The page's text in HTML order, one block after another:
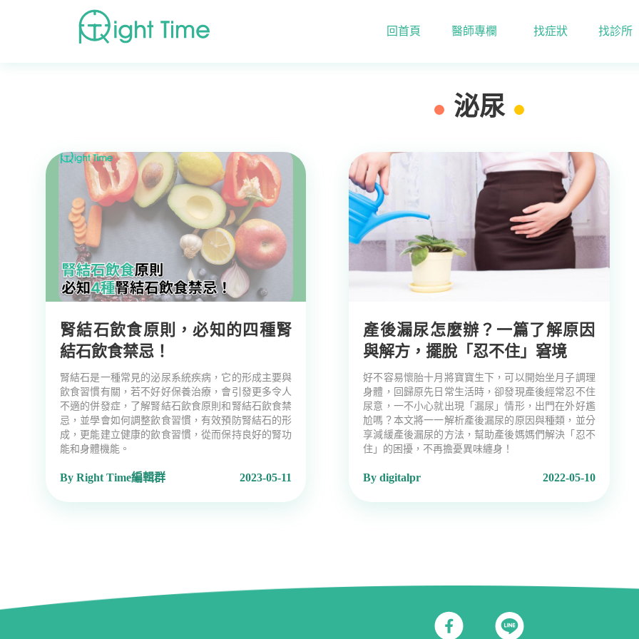
回首頁 醫師專欄 找症狀 找診所
泌尿
腎結石飲食原則，必知的四種腎
結石飲食禁忌！
腎結石是一種常見的泌尿系統疾病，它的形成主要與
飲食習慣有關，若不好好保養治療，會引發更多令人
不適的併發症，了解腎結石飲食原則和腎結石飲食禁
忌，並學會如何調整飲食習慣，有效預防腎結石的形
成，更能建立健康的飲食習慣，從而保持良好的腎功
能和身體機能。
By Right Time編輯群 2023-05-11
產後漏尿怎麼辦？一篇了解原因
與解方，擺脫「忍不住」窘境
好不容易懷胎十月將寶寶生下，可以開始坐月子調理
身體，回歸原先日常生活時，卻發現產後經常忍不住
尿意，一不小心就出現「漏尿」情形，出門在外好尷
尬嗎？本文將一一解析產後漏尿的原因與種類，並分
享減緩產後漏尿的方法，幫助產後媽媽們解決「忍不
住」的困擾，不再擔憂異味纏身！
By digitalpr 2022-05-10